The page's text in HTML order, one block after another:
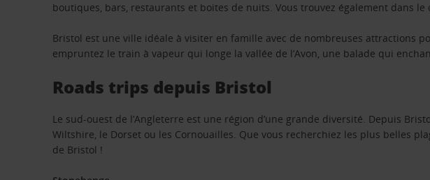
boutiques, bars, restaurants et boites de nuits. Vous trouvez également dans
Bristol est une ville idéale à visiter en famille avec de nombreuses attractions
empruntez le train à vapeur qui longe la vallée de l’Avon, une balade qui
Roads trips depuis Bristol
Le sud-ouest de l’Angleterre est une région d’une grande diversité. Depuis
Wiltshire, le Dorset ou les Cornouailles. Que vous recherchiez les plus belles
de Bristol !